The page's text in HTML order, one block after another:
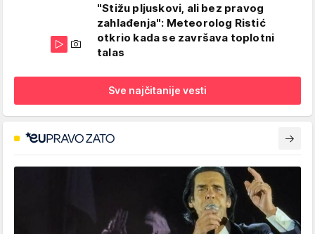
"Stižu pljuskovi, ali bez pravog
zahlađenja": Meteorolog Ristić
otkrio kada se završava toplotni
talas
Sve najčitanije vesti